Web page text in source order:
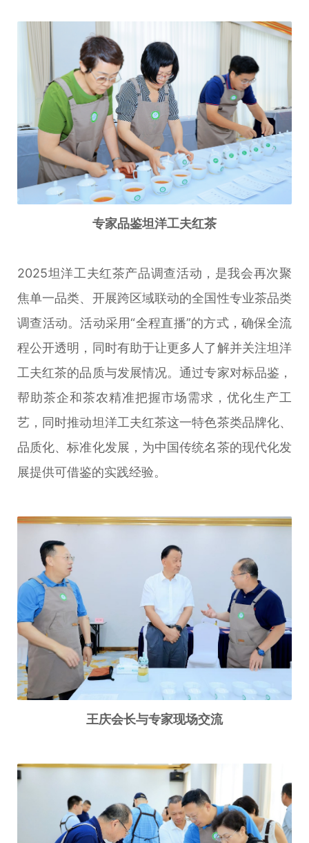
专家品鉴坦洋工夫红茶
2025坦洋工夫红茶产品调查活动，是我会再次聚
焦单一品类、开展跨区域联动的全国性专业茶品类
调查活动。活动采用“全程直播”的方式，确保全流
程公开透明，同时有助于让更多人了解并关注坦洋
工夫红茶的品质与发展情况。通过专家对标品鉴，
帮助茶企和茶农精准把握市场需求，优化生产工
艺，同时推动坦洋工夫红茶这一特色茶类品牌化、
品质化、标准化发展，为中国传统名茶的现代化发
展提供可借鉴的实践经验。
王庆会长与专家现场交流